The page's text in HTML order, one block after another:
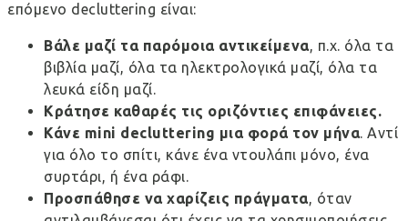
επόμενο decluttering είναι:
Βάλε μαζί τα παρόμοια αντικείμενα, π.χ. όλα τα
βιβλία μαζί, όλα τα ηλεκτρολογικά μαζί, όλα τα
λευκά είδη μαζί.
Κράτησε καθαρές τις οριζόντιες επιφάνειες.
Κάνε mini decluttering μια φορά τον μήνα. Αντί
για όλο το σπίτι, κάνε ένα ντουλάπι μόνο, ένα
συρτάρι, ή ένα ράφι.
Προσπάθησε να χαρίζεις πράγματα, όταν